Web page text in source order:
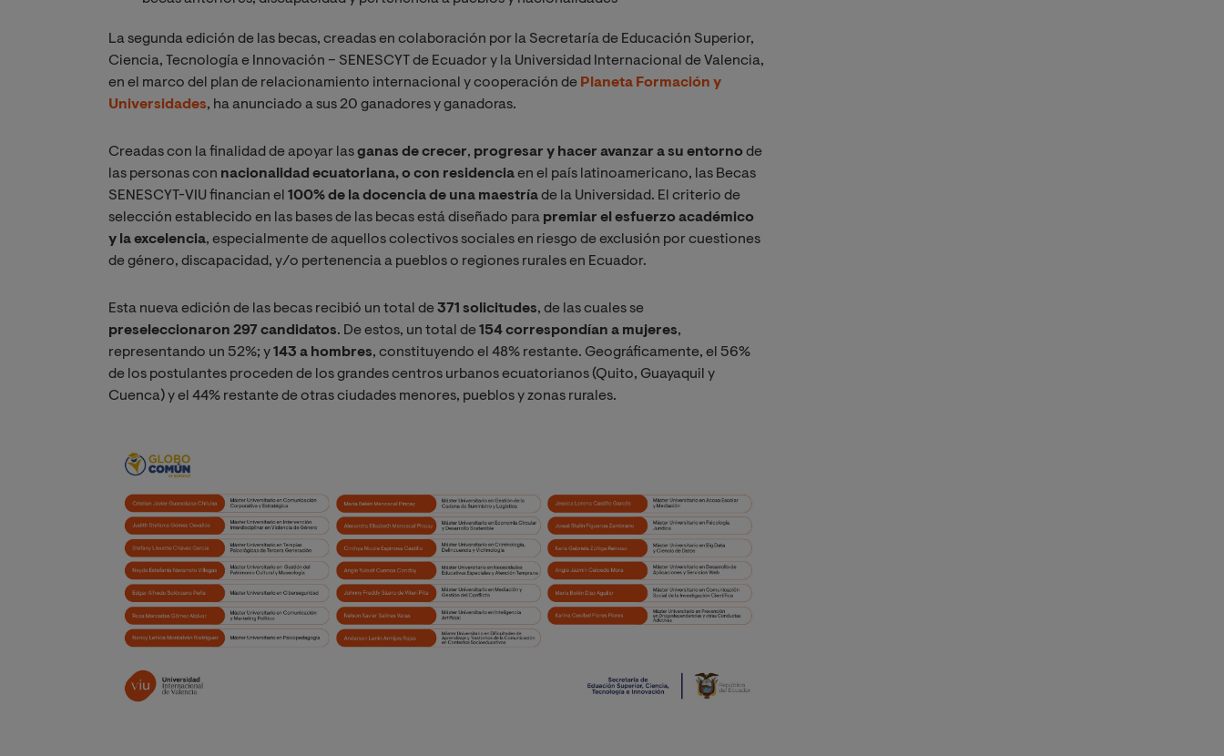
La segunda edición de las becas, creadas en colaboración por la Secretaría de Educación Superior,
Ciencia, Tecnología e Innovación – SENESCYT de Ecuador y la Universidad Internacional de Valencia,
en el marco del plan de relacionamiento internacional y cooperación de Planeta Formación y
Universidades, ha anunciado a sus 20 ganadores y ganadoras.
Creadas con la finalidad de apoyar lasganas de crecer, progresar y hacer avanzar a su entornode
las personas con nacionalidad ecuatoriana, o con residenciaen el país latinoamericano, las Becas
SENESCYT-VIU financian el 100% de la docencia de una maestríade la Universidad. El criterio de
selección establecido en las bases de las becas está diseñado para premiar el esfuerzo académico
y la excelencia, especialmente de aquellos colectivos sociales en riesgo de exclusión por cuestiones
de género, discapacidad, y/o pertenencia a pueblos o regiones rurales en Ecuador.
Esta nueva edición de las becas recibió un total de371 solicitudes, de las cuales se
preseleccionaron 297 candidatos. De estos, un total de154 correspondían a mujeres,
representando un 52%; y143 a hombres, constituyendo el 48% restante. Geográficamente, el 56%
de los postulantes proceden de los grandes centros urbanos ecuatorianos (Quito, Guayaquil y
Cuenca) y el 44% restante de otras ciudades menores, pueblos y zonas rurales.